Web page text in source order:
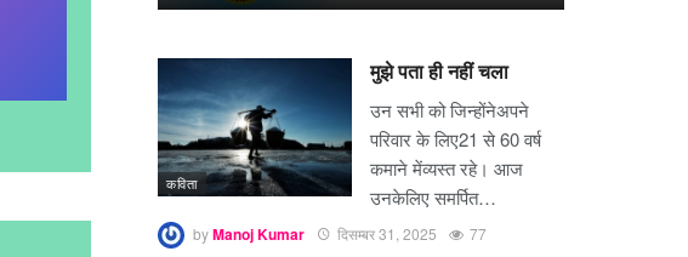
कविता
मुझे पता ही नहीं चला
उन सभी को जिन्होंनेअपने
परिवार के लिए21 से 60 वर्ष
कमाने मेंव्यस्त रहे। आज
उनकेलिए समर्पित…
byManoj Kumar दिसम्बर 31, 2025 77